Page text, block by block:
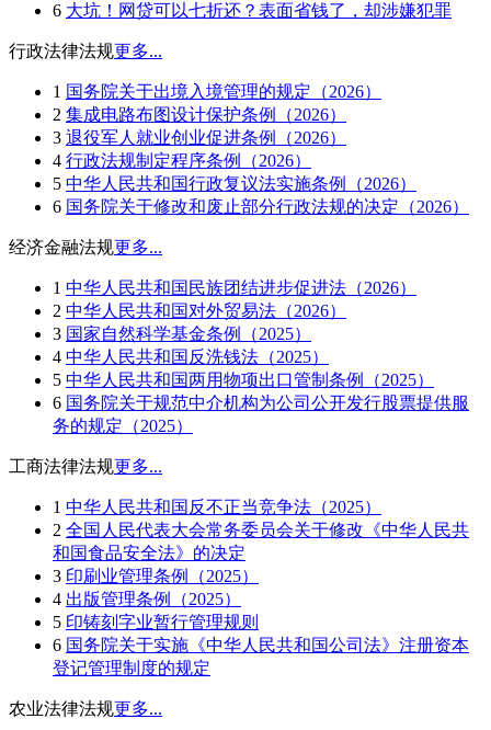
6 大坑！网贷可以七折还？表面省钱了，却涉嫌犯罪
行政法律法规更多...
1 国务院关于出境入境管理的规定（2026）
2 集成电路布图设计保护条例（2026）
3 退役军人就业创业促进条例（2026）
4 行政法规制定程序条例（2026）
5 中华人民共和国行政复议法实施条例（2026）
6 国务院关于修改和废止部分行政法规的决定（2026）
经济金融法规更多...
1 中华人民共和国民族团结进步促进法（2026）
2 中华人民共和国对外贸易法（2026）
3 国家自然科学基金条例（2025）
4 中华人民共和国反洗钱法（2025）
5 中华人民共和国两用物项出口管制条例（2025）
6 国务院关于规范中介机构为公司公开发行股票提供服
务的规定（2025）
工商法律法规更多...
1 中华人民共和国反不正当竞争法（2025）
2 全国人民代表大会常务委员会关于修改《中华人民共
和国食品安全法》的决定
3 印刷业管理条例（2025）
4 出版管理条例（2025）
5 印铸刻字业暂行管理规则
6 国务院关于实施《中华人民共和国公司法》注册资本
登记管理制度的规定
农业法律法规更多...